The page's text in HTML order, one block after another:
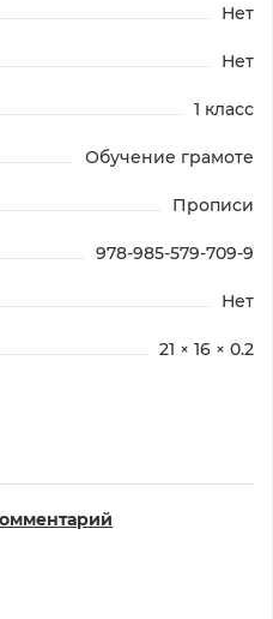
Нет
Нет
1 класс
Обучение грамоте
Прописи
978-985-579-709-9
Нет
21 × 16 × 0.2